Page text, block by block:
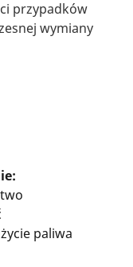
przypadków
wymiany
paliwa